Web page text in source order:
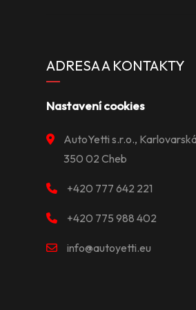
ADRESA A KONTAKTY
Nastavení cookies
AutoYetti s.r.o.,
350 02 Cheb
+420 777 642 221
+420 775 988 402
info@autoyetti.eu